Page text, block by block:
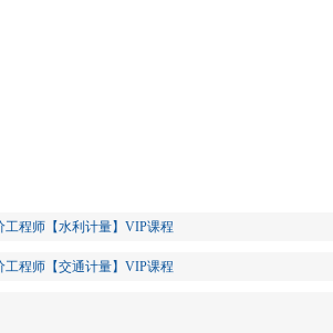
工程师【水利计量】VIP课程
工程师【交通计量】VIP课程